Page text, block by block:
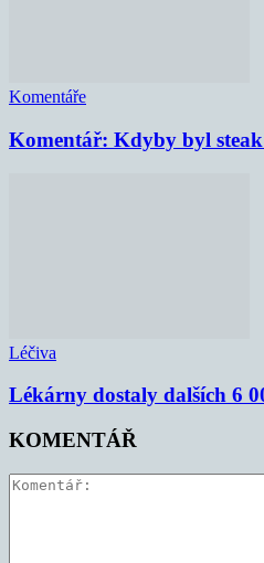
Komentáře
Komentář: Kdyby byl
Léčiva
Lékárny dostaly dalších 6
KOMENTÁŘ